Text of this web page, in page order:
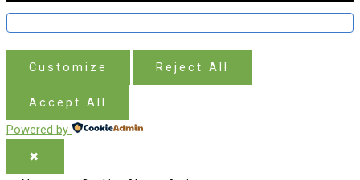
Customize Reject All
Accept All
Powered by
✖